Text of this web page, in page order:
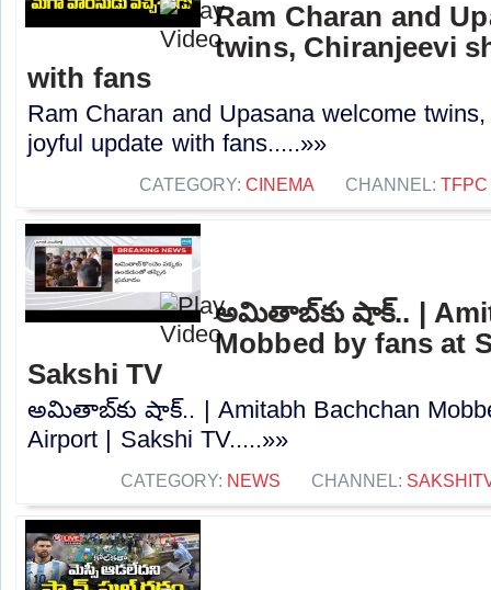
Ram Charan and
twins, Chiranjeevi
with fans
Ram Charan and Upasana welcome
joyful update with fans.....»»
CATEGORY: CINEMA CHANNEL: TFPC
అమితాబ్‌కు షాక్.. |
Mobbed by fans at
Sakshi TV
అమితాబ్‌కు షాక్.. | Amitabh Bachchan
Airport | Sakshi TV.....»»
CATEGORY: NEWS CHANNEL: